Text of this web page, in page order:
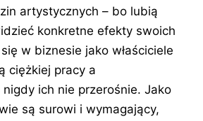
artystycznych – bo lubią
konkretne efekty swoich
w biznesie jako właściciele
ciężkiej pracy a
ich nie przerośnie. Jako
są surowi i wymagający,